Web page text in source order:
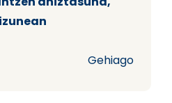
Gehiago